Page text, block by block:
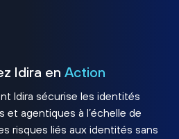
Idira en Action
Idira sécurise les identités
et agentiques à l’échelle de
risques liés aux identités sans